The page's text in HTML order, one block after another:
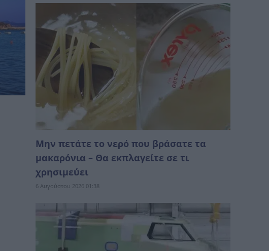
Μην πετάτε το νερό που βράσατε τα
μακαρόνια – Θα εκπλαγείτε σε τι
χρησιμεύει
6 Αυγούστου 2026 01:38